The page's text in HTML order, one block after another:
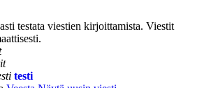
testata viestien kirjoittamista. Viestit
testi